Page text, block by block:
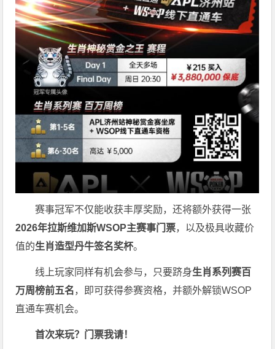
赛事冠军不仅能收获丰厚奖励，还将额外获得一张
2026年拉斯维加斯WSOP主赛事门票，以及极具收藏价
值的生肖造型丹牛签名奖杯。
线上玩家同样有机会参与，只要跻身生肖系列赛百
万周榜前五名，即可获得参赛资格，并额外解锁WSOP
直通车赛机会。
首次来玩？门票我请！